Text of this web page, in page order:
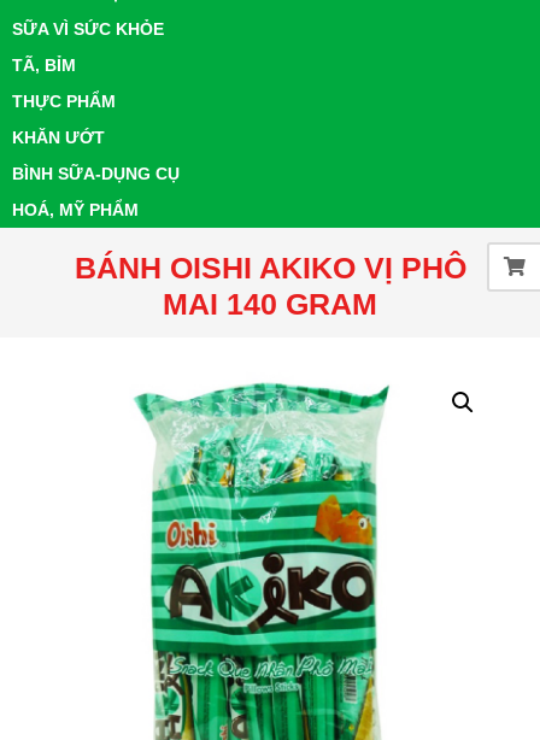
SỮA VÌ SỨC KHỎE
TÃ, BỈM
THỰC PHẨM
KHĂN ƯỚT
BÌNH SỮA-DỤNG CỤ
HOÁ, MỸ PHẨM
BÁNH OISHI AKIKO VỊ PHÔ
MAI 140 GRAM